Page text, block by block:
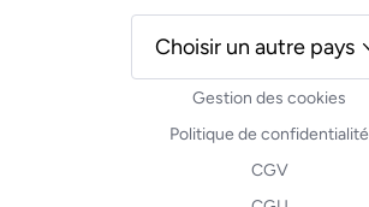
Gestion des cookies
Politique de confidentialité
CGV
Choisir un autre pays